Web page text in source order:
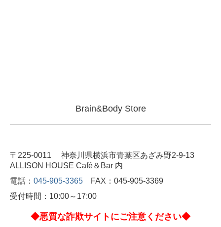
Brain&Body Store
〒225-0011 神奈川県横浜市青葉区あざみ野2-9-13
ALLISON HOUSE Café＆Bar 内
電話： 045-905-3365 FAX：045-905-3369
受付時間：10:00～17:00
◆悪質な詐欺サイトにご注意ください◆